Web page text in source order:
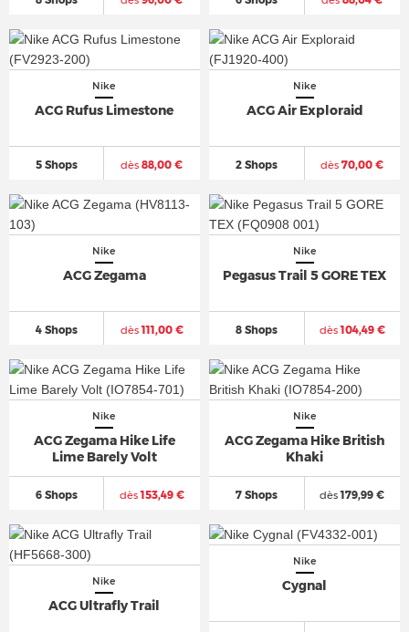
Nike
ACG Rufus Limestone
5 Shops dès 88,00 €
Nike
ACG Air Exploraid
2 Shops dès 70,00 €
Nike
ACG Zegama
4 Shops dès111,00 €
Nike
Pegasus Trail 5 GORE TEX
8 Shops dès104,49 €
Nike
ACG Zegama Hike Life
Lime Barely Volt
6 Shops dès153,49 €
Nike
ACG Zegama Hike British
Khaki
7 Shops dès179,99 €
Nike
ACG Ultrafly Trail
Nike
Cygnal